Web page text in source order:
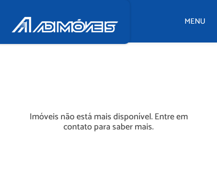
MENU
Imóveis não está mais disponível. Entre em
contato para saber mais.